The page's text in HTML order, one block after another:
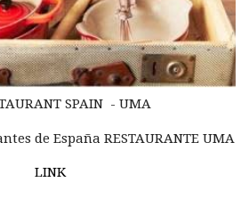
SPAIN - UMA
de España RESTAURANTE UMA
LINK